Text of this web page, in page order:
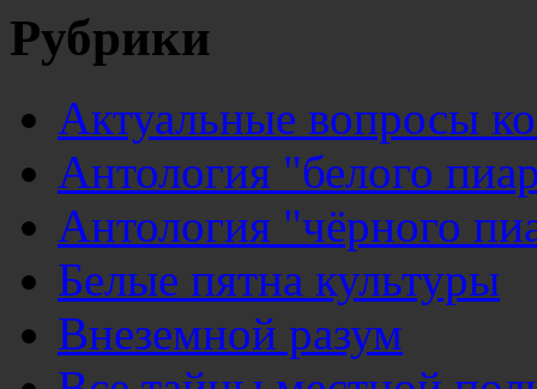
Рубрики
Актуальные вопросы
Антология "белого
Антология "чёрного
Белые пятна культуры
Внеземной разум